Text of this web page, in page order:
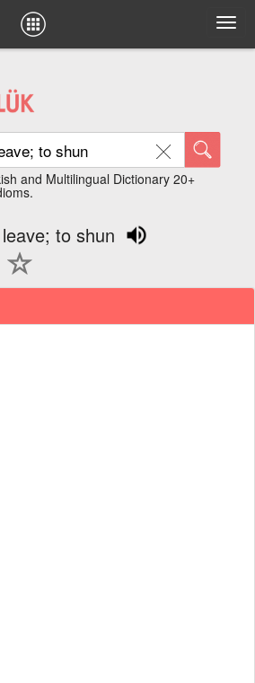
and Multilingual Dictionary 20+
to shun